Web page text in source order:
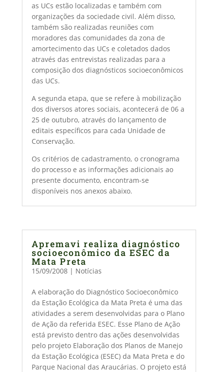
as UCs estão localizadas e também com
organizações da sociedade civil. Além disso,
também são realizadas reuniões com
moradores das comunidades da zona de
amortecimento das UCs e coletados dados
através das entrevistas realizadas para a
composição dos diagnósticos socioeconômicos
das UCs.
A segunda etapa, que se refere à mobilização
dos diversos atores sociais, acontecerá de 06 a
25 de outubro, através do lançamento de
editais específicos para cada Unidade de
Conservação.
Os critérios de cadastramento, o cronograma
do processo e as informações adicionais ao
presente documento, encontram-se
disponíveis nos anexos abaixo.
Apremavi realiza diagnóstico
socioeconômico da ESEC da
Mata Preta
15/09/2008| Notícias
A elaboração do Diagnóstico Socioeconômico
da Estação Ecológica da Mata Preta é uma das
atividades a serem desenvolvidas para o Plano
de Ação da referida ESEC. Esse Plano de Ação
está previsto dentro das ações desenvolvidas
pelo projeto Elaboração dos Planos de Manejo
da Estação Ecológica (ESEC) da Mata Preta e do
Parque Nacional das Araucárias. O projeto está